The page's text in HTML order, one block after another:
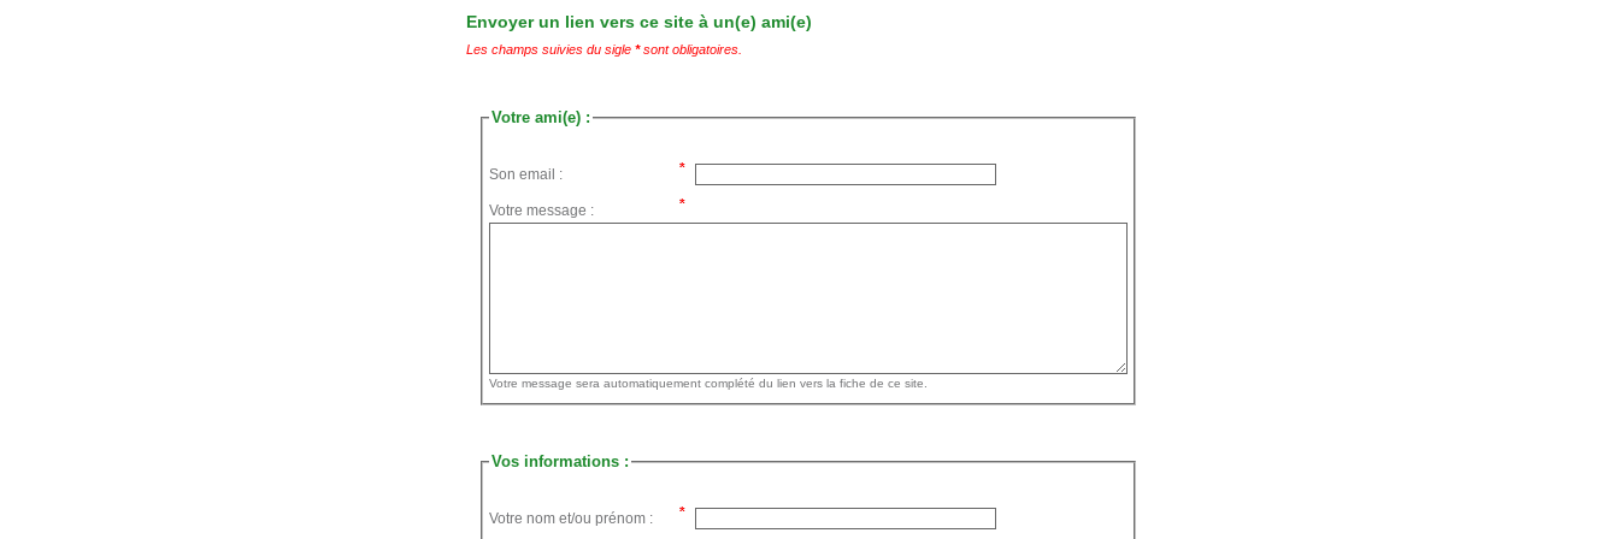
Envoyer un lien vers ce site à un(e) ami(e)
Les champs suivies du sigle *sont obligatoires.
Votre ami(e) :
Son email :
Votre message :
Votre message sera automatiquement complété du lien vers la fiche de ce site.
Vos informations :
Votre nom et/ou prénom :